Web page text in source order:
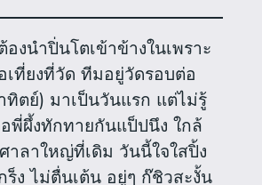
งนำปิ่นโตเข้าข้างในเพราะ
ที่ยงที่วัด ทีมอยู่วัดรอบต่อ
ตย์) มาเป็นวันแรก แต่ไม่รู้
อพี่ผึ้งทักทายกันแป็ปนึง ใกล้
าลาใหญ่ที่เดิม วันนี้ใจใสปิ้ง
ร็ง ไม่ตื่นเต้น อยู่ๆ ก๊ชิวสะงั้น